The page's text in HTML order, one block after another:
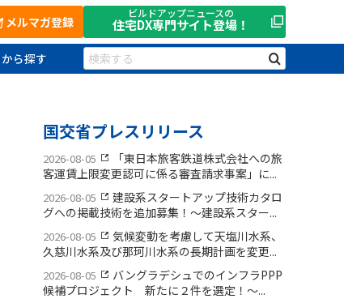
メルマガ登録
ビルドアップニュースの
住宅DX専門サイト登場！
国交省プレスリリース
2026-08-05
「東日本旅客鉄道株式会社への旅
客運賃上限変更認可に係る審査請求事案」に...
2026-08-05
建設系スタートアップ技術カタロ
グへの掲載技術を追加募集！〜建設系スター...
2026-08-05
気候変動を考慮して天塩川水系、
久慈川水系及び那珂川水系の長期計画を変更...
2026-08-05
バングラデシュでのインフラPPP
候補プロジェクト 新たに２件を選定！〜...